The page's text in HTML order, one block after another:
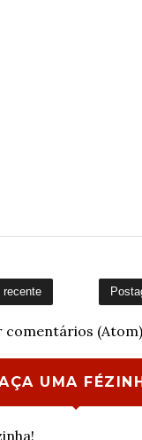
recente
comentários (Atom)
UMA